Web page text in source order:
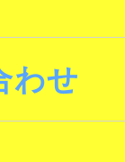
わせ